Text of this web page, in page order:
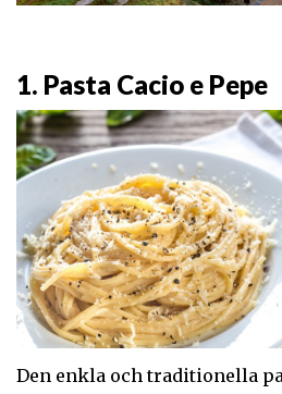
1. Pasta Cacio e Pepe
Den enkla och traditionella